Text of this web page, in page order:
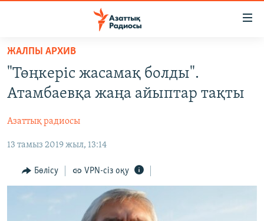
Skip
main
content
to
Navigation
Search
ЖАҢАЛЫҚТАР
САЯСАТ
ҚАҢТАР ОҚИҒАСЫ
АДАМ ҚҰҚЫҚТАРЫ
ӘЛЕУМЕТ
АРНАЙЫ ЖОБАЛАР
ЖАЛПЫ АРХИВ
"Төңкеріс жасамақ болды".
Атамбаевқа жаңа айыптар тақты
Азаттық радиосы
13 тамыз 2019 жыл, 13:14
Бөлісу VPN-сіз оқу